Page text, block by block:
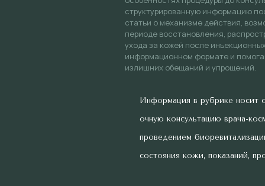
структурированную информацию
статьи о механизме действия,
периоде восстановления,
ухода за кожей после
информационном формате и
излишних обещаний и упрощений.
Информация в рубрике носит
очную консультацию врача-
проведением
состояния кожи, показаний,